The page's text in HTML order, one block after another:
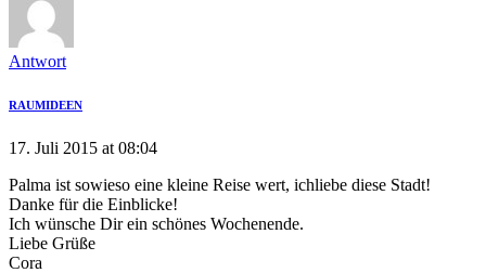
Antwort
RAUMIDEEN
17. Juli 2015 at 08:04
Palma ist sowieso eine kleine Reise wert, ichliebe diese Stadt!
Danke für die Einblicke!
Ich wünsche Dir ein schönes Wochenende.
Liebe Grüße
Cora